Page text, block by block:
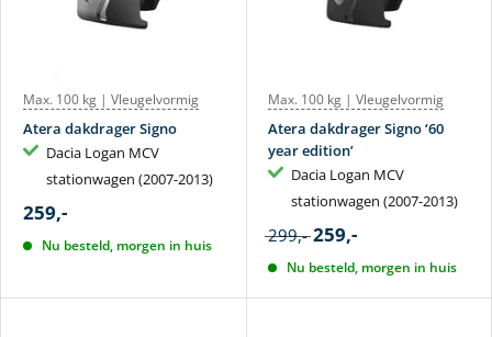
Max. 100 kg | Vleugelvormig
Atera dakdrager Signo
Dacia Logan MCV
stationwagen (2007-2013)
259,-
Nu besteld, morgen in huis
Max. 100 kg | Vleugelvormig
Atera dakdrager Signo ‘60
year edition’
Dacia Logan MCV
stationwagen (2007-2013)
299,- 259,-
Nu besteld, morgen in huis